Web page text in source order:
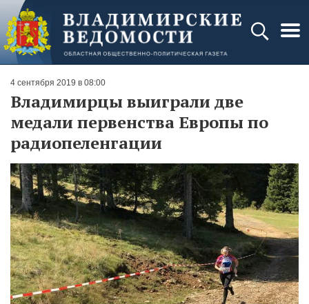
4 сентября 2019 в 08:00
Владимирцы выиграли две
медали первенства Европы по
радиопеленгации